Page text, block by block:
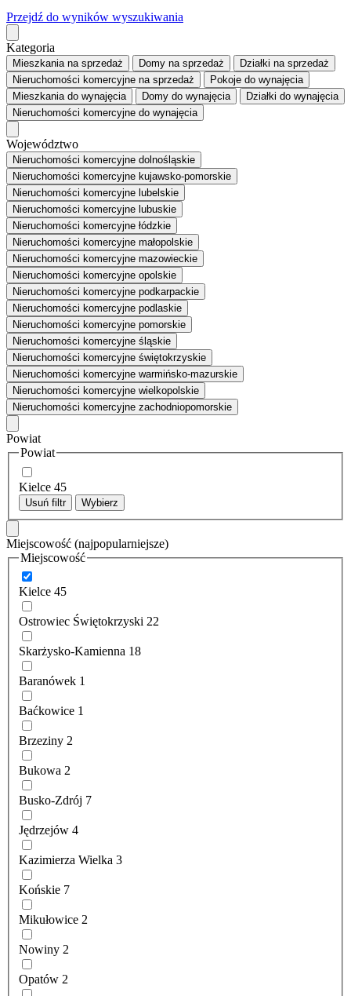
Przejdź do wyników wyszukiwania
Kategoria
Mieszkaniana sprzedaż Domy na sprzedaż Działki na sprzedaż
Nieruchomości komercyjne na sprzedaż Pokoje do wynajęcia
Mieszkaniado wynajęcia Domy do wynajęcia Działki do wynajęcia
Nieruchomości komercyjne do wynajęcia
Województwo
Nieruchomości komercyjne dolnośląskie
Nieruchomości komercyjne kujawsko-pomorskie
Nieruchomości komercyjne lubelskie
Nieruchomości komercyjne lubuskie
Nieruchomości komercyjne łódzkie
Nieruchomości komercyjne małopolskie
Nieruchomości komercyjne mazowieckie
Nieruchomości komercyjne opolskie
Nieruchomości komercyjne podkarpackie
Nieruchomości komercyjne podlaskie
Nieruchomości komercyjne pomorskie
Nieruchomości komercyjne śląskie
Nieruchomości komercyjne świętokrzyskie
Nieruchomości komercyjne warmińsko-mazurskie
Nieruchomości komercyjne wielkopolskie
Nieruchomości komercyjne zachodniopomorskie
Powiat
Powiat
Kielce 45
Usuń filtr Wybierz
Miejscowość (najpopularniejsze)
Miejscowość
Kielce 45
Ostrowiec Świętokrzyski 22
Skarżysko-Kamienna 18
Baranówek 1
Baćkowice 1
Brzeziny 2
Bukowa 2
Busko-Zdrój 7
Jędrzejów 4
Kazimierza Wielka 3
Końskie 7
Mikułowice 2
Nowiny 2
Opatów 2